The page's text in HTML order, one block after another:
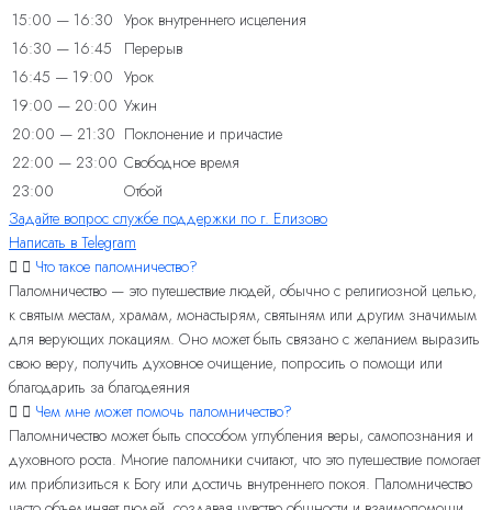
15:00 — 16:30 Урок внутреннего исцеления
16:30 — 16:45
Перерыв
16:45 — 19:00 Урок
19:00 — 20:00 Ужин
20:00 — 21:30 Поклонение и причастие
22:00 — 23:00 Свободное время
23:00
Отбой
Задайте вопрос службе поддержки по г. Елизово
Написать в Telegram
Что такое паломничество?
Паломничество — это путешествие людей, обычно с религиозной целью,
к святым местам, храмам, монастырям, святыням или другим значимым
для верующих локациям. Оно может быть связано с желанием выразить
свою веру, получить духовное очищение, попросить о помощи или
благодарить за благодеяния
Чем мне может помочь паломничество?
Паломничество может быть способом углубления веры, самопознания и
духовного роста. Многие паломники считают, что это путешествие помогает
им приблизиться к Богу или достичь внутреннего покоя. Паломничество